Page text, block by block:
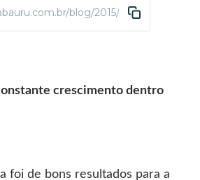
blog/2015/10/20/fim-de-
crescimento dentro
foi de bons resultados para a